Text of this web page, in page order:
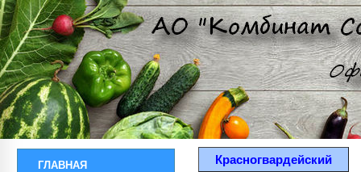
ГЛАВНАЯ Красногвардейский